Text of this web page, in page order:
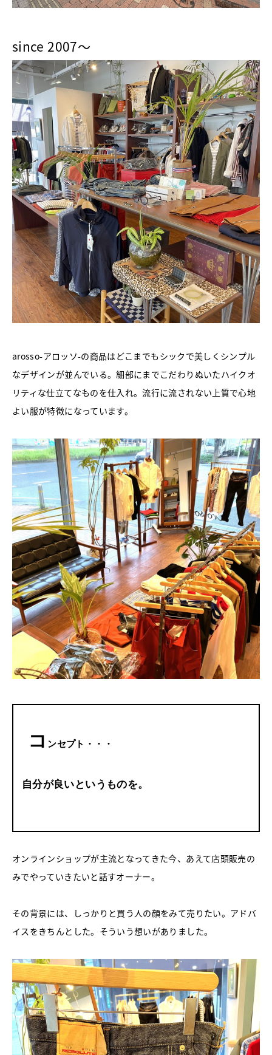
since 2007～
arosso-アロッソ-の商品はどこまでもシックで美しくシンプル
なデザインが並んでいる。細部にまでこだわりぬいたハイクオ
リティな仕立てなものを仕入れ。流行に流されない上質で心地
よい服が特徴になっています。
コ ンセプト・・・
自分が良いというものを。
オンラインショップが主流となってきた今、あえて店頭販売の
みでやっていきたいと話すオーナー。
その背景には、しっかりと買う人の顔をみて売りたい。アドバ
イスをきちんとした。そういう想いがありました。